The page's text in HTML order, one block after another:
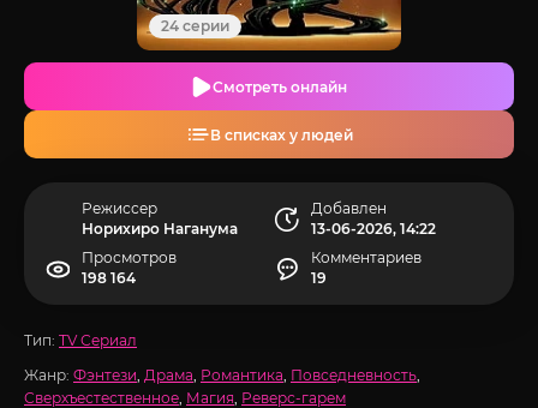
24 серии
Смотреть онлайн
В списках у людей
Режиссер
Норихиро Наганума
Добавлен
13-06-2026, 14:22
Просмотров
198 164
Комментариев
19
Тип: TV Сериал
Жанр: Фэнтези, Драма, Романтика, Повседневность,
Сверхъестественное, Магия, Реверс-гарем